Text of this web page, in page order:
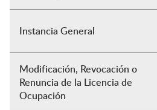
Instancia General
Modificación, Revocación o
Renuncia de la Licencia de
Ocupación